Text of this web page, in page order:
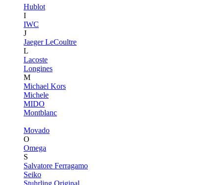
Hublot
I
IWC
J
Jaeger LeCoultre
L
Lacoste
Longines
M
Michael Kors
Michele
MIDO
Montblanc
Movado
O
Omega
S
Salvatore Ferragamo
Seiko
Stuhrling Original